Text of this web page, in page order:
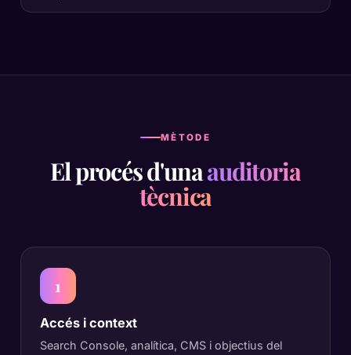
MÈTODE
El procés d'unaauditoria
tècnica
1
Accés i context
Search Console, analítica, CMS i objectius del